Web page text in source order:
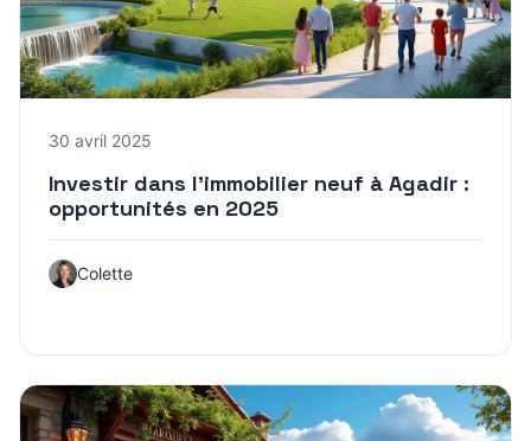
30 avril 2025
Investir dans l’immobilier neuf à Agadir :
opportunités en 2025
Colette